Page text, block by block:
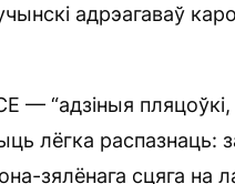
адрэагаваў
— “адзіныя пляцоўкі,
лёгка распазнаць:
зялёнага сцяга на